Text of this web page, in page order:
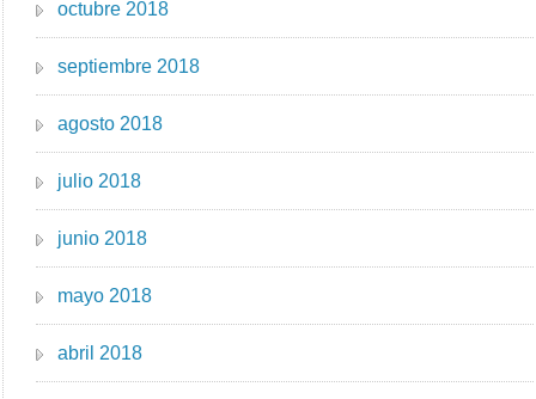
octubre 2018
septiembre 2018
agosto 2018
julio 2018
junio 2018
mayo 2018
abril 2018